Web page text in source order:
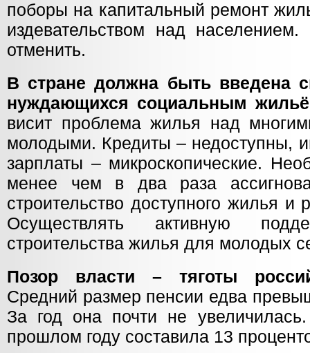
поборы на капитальный ремонт
издевательством над
отменить.
В стране должна быть введена
нуждающихся социальным
висит проблема жилья над
молодыми. Кредиты – недоступны,
зарплаты – микроскопические.
менее чем в два раза
строительство доступного жилья
Осуществлять активную
строительства жилья для молодых
Позор власти – тяготы
Средний размер пенсии едва
За год она почти не
прошлом году составила 13